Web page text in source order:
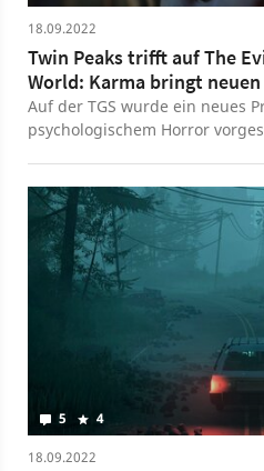
18.09.2022
Twin Peaks trifft auf The
World: Karma bringt
Auf der TGS wurde ein neues
psychologischem Horror
5 4
18.09.2022